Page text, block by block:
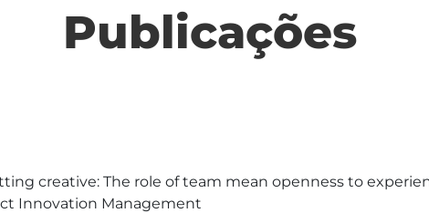
Publicações
creative: The role of team mean openness to
Innovation Management